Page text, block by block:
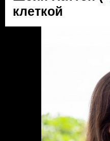
клеткой